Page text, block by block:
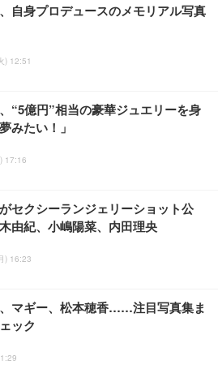
れ パソコンチェア (ブラック)
ィスチェア デスクチェア 疲れない テレ
ア 強化バックレスト 30度ロッキング機
椅子 腰サポート 90度跳ね上げ式アーム
れ パソコンチェア (ホワイト)
フィスチェア デスクチェア 肘なし メ
性 ランバーサポート付き 腰サポート ガ
降 360度回転 キャスター付き コンパク
】Dell E2724HS 27インチ 液晶モニタ
1920×1080）VA 非光沢 HDMI/DisplayP
ーカー内蔵 高さ調整 スイベル VESA対
280Hz/FHD】GRAPHT THE S
Monitor 24” Essential ゲーミン
QD 24.5インチ 1ms FHD 量子ドット 残
スマートベーシック) 【Amazon.co.jp
Basic アイリスオーヤマ ペットシーツ
用 ワイド 100枚入 (x 1) (ケース販売)
ヤマ ペットシーツ 超厚型 お徳用 レギ
入【Amazon.co.jp限定】
自身プロデュースのメモリアル写真
) 12:51
“5億円”相当の豪華ジュエリーを身
みたい！」
17:16
セクシーランジェリーショット公
紀、小嶋陽菜、内田理央
) 16:23
マギー、松本穂香……注目写真集ま
ック